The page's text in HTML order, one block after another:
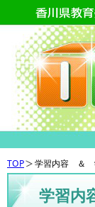
TOP 学習内容 ＆
学習内